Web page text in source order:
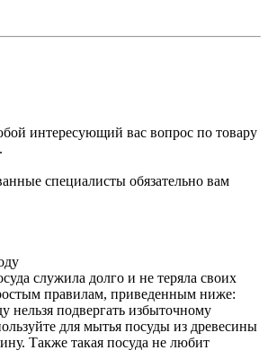
интересующий вас вопрос по товару
специалисты обязательно вам
служила долго и не теряла своих
правилам, приведенным ниже:
нельзя подвергать избыточному
для мытья посуды из древесины
Также такая посуда не любит